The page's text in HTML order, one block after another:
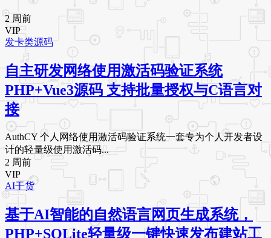
2 周前
VIP
发卡类源码
自主研发网络使用激活码验证系统
PHP+Vue3源码 支持批量授权与C语言对
接
AuthCY 个人网络使用激活码验证系统一套专为个人开发者设
计的轻量级使用激活码...
2 周前
VIP
AI干货
基于AI智能的自然语言网页生成系统，
PHP+SQLite轻量级一键快速发布建站工